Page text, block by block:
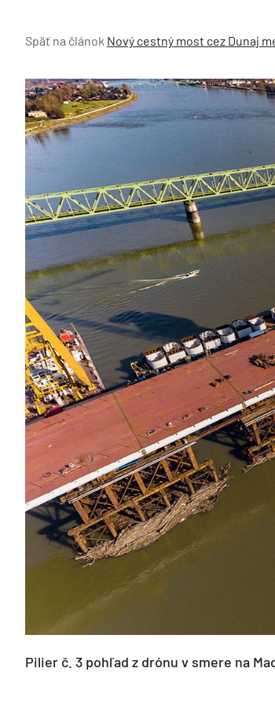
Späť na článok Nový cestný most cez Dunaj
Pilier č. 3 pohľad z drónu v smere na